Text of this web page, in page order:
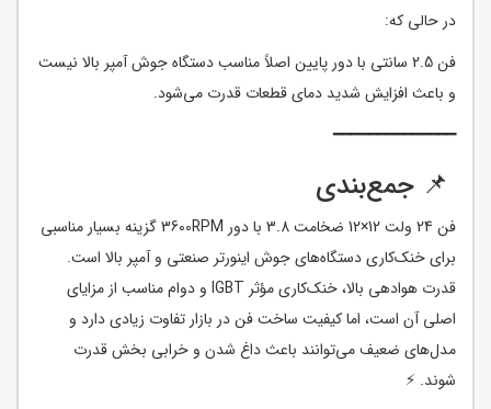
در حالی که:
فن 2.5 سانتی با دور پایین اصلاً مناسب دستگاه جوش آمپر بالا نیست
و باعث افزایش شدید دمای قطعات قدرت می‌شود.
━━━━━━━━━━━━━━
📌 جمع‌بندی
فن 24 ولت 12×12 ضخامت 3.8 با دور 3600RPM گزینه بسیار مناسبی
برای خنک‌کاری دستگاه‌های جوش اینورتر صنعتی و آمپر بالا است.
قدرت هوادهی بالا، خنک‌کاری مؤثر IGBT و دوام مناسب از مزایای
اصلی آن است، اما کیفیت ساخت فن در بازار تفاوت زیادی دارد و
مدل‌های ضعیف می‌توانند باعث داغ شدن و خرابی بخش قدرت
شوند. ⚡